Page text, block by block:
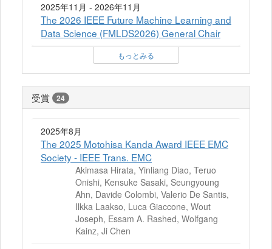
2025年11月 - 2026年11月
The 2026 IEEE Future Machine Learning and
Data Science (FMLDS2026) General Chair
もっとみる
受賞 24
2025年8月
The 2025 Motohisa Kanda Award IEEE EMC
Society - IEEE Trans. EMC
Akimasa Hirata, Yinliang Diao, Teruo
Onishi, Kensuke Sasaki, Seungyoung
Ahn, Davide Colombi, Valerio De Santis,
Ilkka Laakso, Luca Giaccone, Wout
Joseph, Essam A. Rashed, Wolfgang
Kainz, Ji Chen